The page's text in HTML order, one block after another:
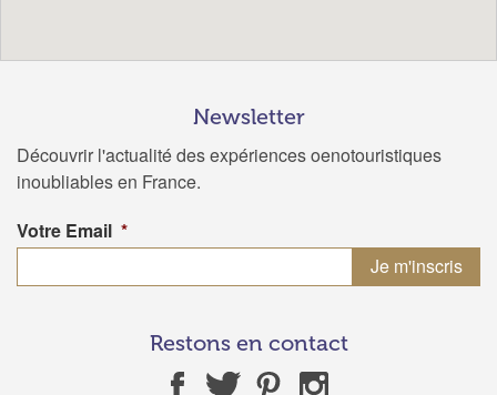
Newsletter
Découvrir l'actualité des expériences oenotouristiques
inoubliables en France.
Votre Email *
Restons en contact